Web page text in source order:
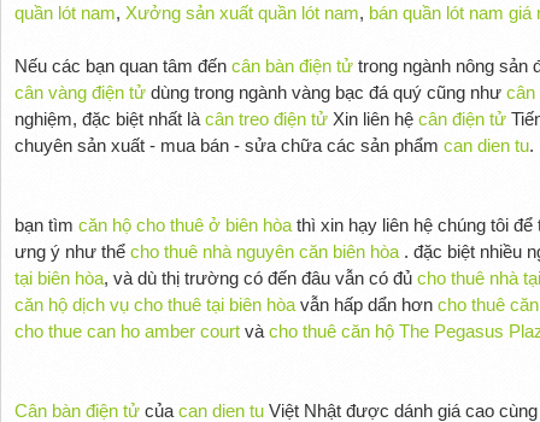
quần lót nam, Xưởng sản xuất quần lót nam, bán quần lót nam giá
Nếu các bạn quan tâm đến cân bàn điện tửtrong ngành nông sản
cân vàng điện tửdùng trong ngành vàng bạc đá quý cũng như cân
nghiệm, đặc biệt nhất là cân treo điện tửXin liên hệ cân điện tử
chuyên sản xuất - mua bán - sửa chữa các sản phẩm can dien tu.
bạn tìm căn hộ cho thuê ở biên hòathì xin hạy liên hệ chúng tôi
ưng ý như thể cho thuê nhà nguyên căn biên hòa. đặc biệt nhiều
tại biên hòa, và dù thị trường có đến đâu vẫn có đủ cho thuê nhà
căn hộ dịch vụ cho thuê tại biên hòavẫn hấp dẩn hơn cho thuê
cho thue can ho amber courtvà cho thuê căn hộ The Pegasus
Cân bàn điện tửcủa can dien tuViệt Nhật được dánh giá cao